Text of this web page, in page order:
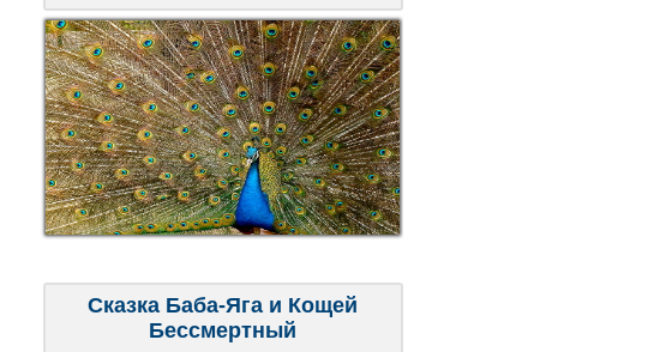
Сказка Баба-Яга и Кощей
Бессмертный